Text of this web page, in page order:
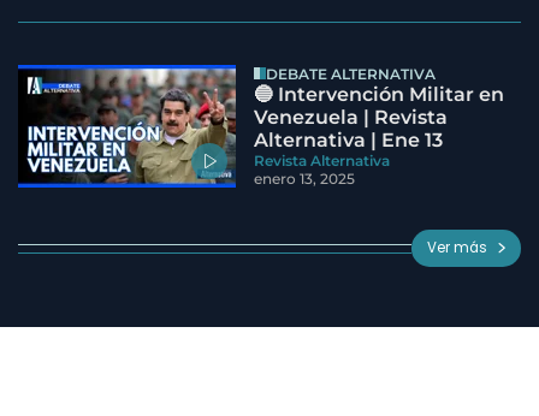
DEBATE ALTERNATIVA
🔵 Intervención Militar en
Venezuela | Revista
Alternativa | Ene 13
Revista Alternativa
enero 13, 2025
Ver más